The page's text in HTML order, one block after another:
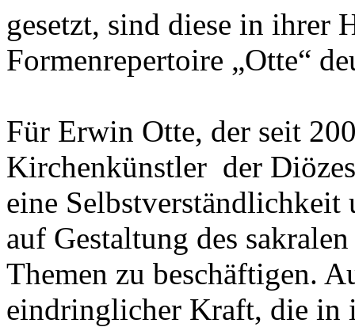
gesetzt, sind diese in ihrer
Formenrepertoire „Otte“
Für Erwin Otte, der seit
Kirchenkünstler der
eine
auf Gestaltung des
Themen zu beschäftigen.
eindringlicher Kraft, die in